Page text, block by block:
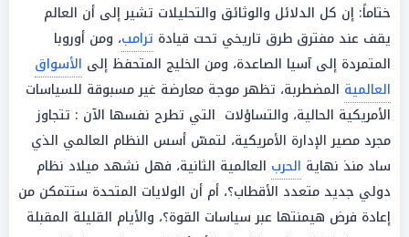
ختاماً: إن كل الدلائل والوثائق والتحليلات تشير إلى أن العالم
يقف عند مفترق طرق تاريخي تحت قيادة ترامب، ومن أوروبا
المتمردة إلى آسيا الصاعدة، ومن الخليج المتحفظ إلى الأسواق
العالمية المضطربة، تظهر موجة معارضة غير مسبوقة للسياسات
الأمريكية الحالية، والتساؤلات التي تطرح نفسها الآن : تتجاوز
مجرد مصير الإدارة الأمريكية، لتمسّ أسس النظام العالمي الذي
ساد منذ نهاية الحرب العالمية الثانية، فهل نشهد ميلاد نظام
دولي جديد متعدد الأقطاب؟، أم أن الولايات المتحدة ستتمكن من
إعادة فرض هيمنتها عبر سياسات القوة؟، والأيام القليلة المقبلة